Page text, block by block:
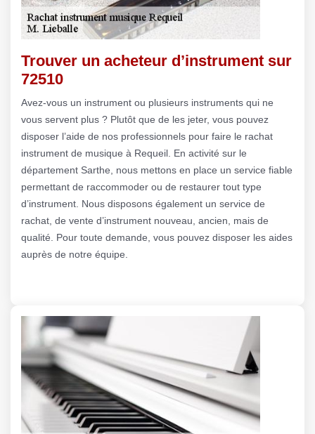
Trouver un acheteur d’instrument sur
72510
Avez-vous un instrument ou plusieurs instruments qui ne
vous servent plus ? Plutôt que de les jeter, vous pouvez
disposer l’aide de nos professionnels pour faire le rachat
instrument de musique à Requeil. En activité sur le
département Sarthe, nous mettons en place un service fiable
permettant de raccommoder ou de restaurer tout type
d’instrument. Nous disposons également un service de
rachat, de vente d’instrument nouveau, ancien, mais de
qualité. Pour toute demande, vous pouvez disposer les aides
auprès de notre équipe.